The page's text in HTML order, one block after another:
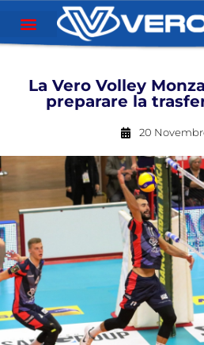
La Vero Volley
preparare la
20